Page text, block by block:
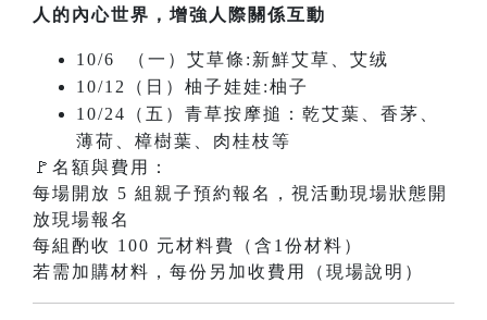
人的內心世界，增強人際關係互動
10/6 （一）艾草條:新鮮艾草、艾绒
10/12（日）柚子娃娃:柚子
10/24（五）青草按摩搥：乾艾葉、香茅、
薄荷、樟樹葉、肉桂枝等
🚩名額與費用：
每場開放 5 組親子預約報名，視活動現場狀態開
放現場報名
每組酌收 100 元材料費（含1份材料）
若需加購材料，每份另加收費用（現場說明）